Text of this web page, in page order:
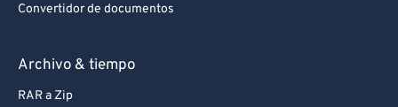
Convertidor de documentos
Archivo & tiempo
RAR a Zip